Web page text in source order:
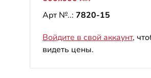
Арт №..: 7820-15
Войдите в свой аккаунт,
видеть цены.